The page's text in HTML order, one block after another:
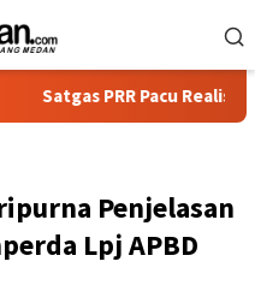
Pacu Realisasi Tambahan
Penjelasan
Lpj APBD